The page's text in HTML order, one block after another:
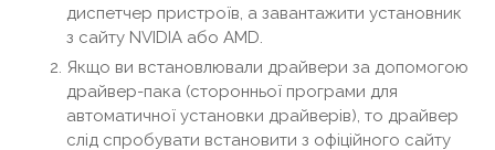
диспетчер пристроїв, а завантажити установник
з сайту NVIDIA або AMD.
Якщо ви встановлювали драйвери за допомогою
драйвер-пака (сторонньої програми для
автоматичної установки драйверів), то драйвер
слід спробувати встановити з офіційного сайту